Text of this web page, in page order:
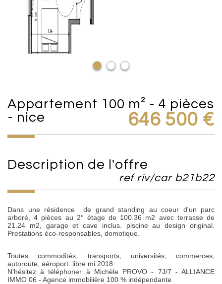
appartement 100 m² - 4 pièces
- nice
646 500 €
description de l'offre
ref riv/car b21b22
Dans une résidence de grand standing au coeur d'un parc
arboré, 4 pièces au 2° étage de 100.36 m2 avec terrasse de
21.24 m2, garage et cave inclus. piscine au design original.
Prestations éco-responsables, domotique.
Toutes commodités, transports, universités, commerces,
autoroute, aéroport. libre mi 2018
N'hésitez à téléphoner à Michèle PROVO - 7J/7 - ALLIANCE
IMMO 06 - Agence immobilière 100 % indépendante